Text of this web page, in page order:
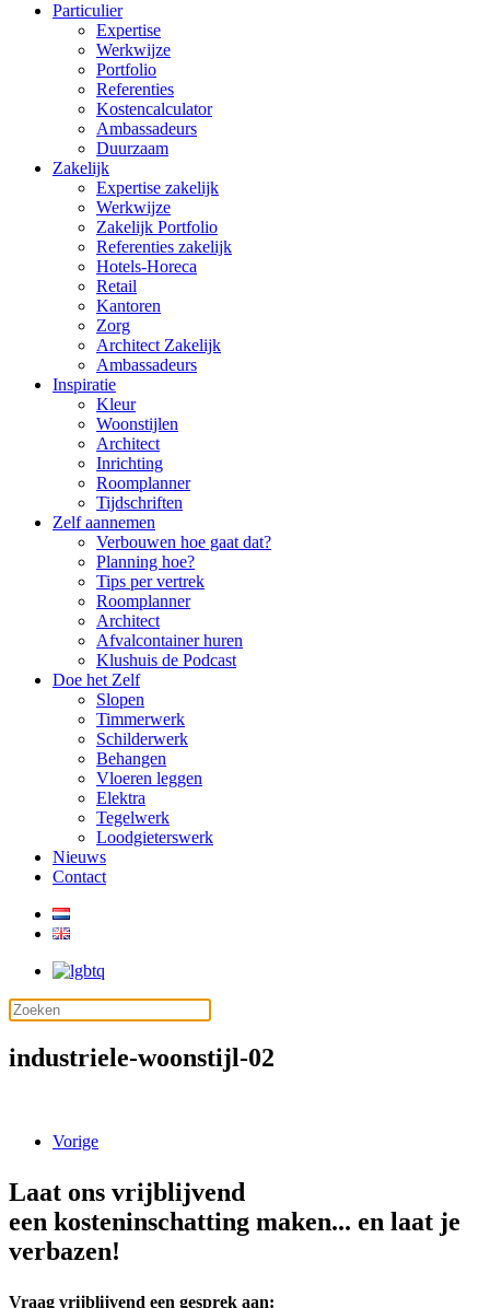
Particulier
Expertise
Werkwijze
Portfolio
Referenties
Kostencalculator
Ambassadeurs
Duurzaam
Zakelijk
Expertise zakelijk
Werkwijze
Zakelijk Portfolio
Referenties zakelijk
Hotels-Horeca
Retail
Kantoren
Zorg
Architect Zakelijk
Ambassadeurs
Inspiratie
Kleur
Woonstijlen
Architect
Inrichting
Roomplanner
Tijdschriften
Zelf aannemen
Verbouwen hoe gaat dat?
Planning hoe?
Tips per vertrek
Roomplanner
Architect
Afvalcontainer huren
Klushuis de Podcast
Doe het Zelf
Slopen
Timmerwerk
Schilderwerk
Behangen
Vloeren leggen
Elektra
Tegelwerk
Loodgieterswerk
Nieuws
Contact
industriele-woonstijl-02
Vorige
Laat ons vrijblijvend
een kosteninschatting maken... en laat je
verbazen!
Vraag vrijblijvend een gesprek aan: